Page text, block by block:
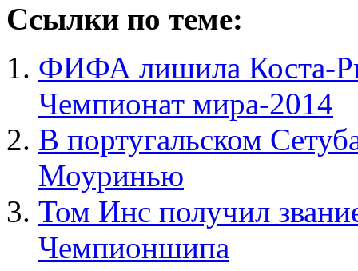
Ссылки по теме:
ФИФА лишила Коста-
Чемпионат мира-2014
В португальском
Моуринью
Том Инс получил
Чемпионшипа